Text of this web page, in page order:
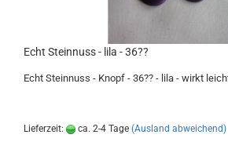
Echt Steinnuss - lila - 36??
Echt Steinnuss - Knopf - 36?? - lila - wirkt
Lieferzeit: ca. 2-4 Tage (Ausland abweichend)